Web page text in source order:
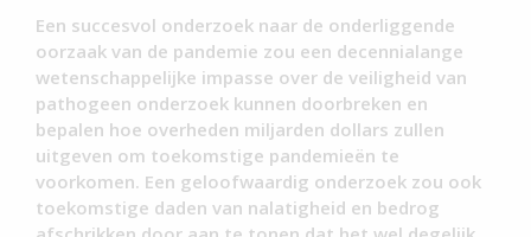
Een succesvol onderzoek naar de onderliggende
oorzaak van de pandemie zou een decennialange
wetenschappelijke impasse over de veiligheid van
pathogeen onderzoek kunnen doorbreken en
bepalen hoe overheden miljarden dollars zullen
uitgeven om toekomstige pandemieën te
voorkomen. Een geloofwaardig onderzoek zou ook
toekomstige daden van nalatigheid en bedrog